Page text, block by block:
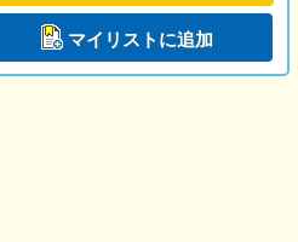
マイリストに追加